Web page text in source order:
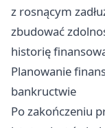
z rosnącym
zbudować
historię
Planowanie
bankructwie
Po zakończeniu